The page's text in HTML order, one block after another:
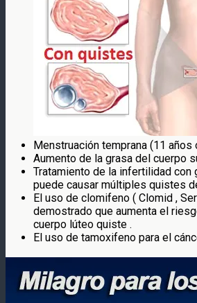
Menstruación temprana (11 años
Aumento de la grasa del cuerpo
Tratamiento de la infertilidad con
puede causar múltiples quistes
El uso de clomifeno ( Clomid ,
demostrado que aumenta el
cuerpo lúteo quiste .
El uso de tamoxifeno para el